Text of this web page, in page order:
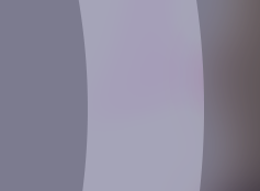
お問い合わせ